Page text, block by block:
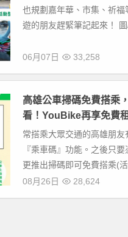
也規劃嘉年華、市集、祈
遊的朋友趕緊筆記起來！
06月07日 33,258
高雄公車掃碼免費搭乘
看！YouBike再享免費
常搭乘大眾交通的高雄朋
『乘車碼』功能。之後只
更推出掃碼即可免費搭乘(活
08月26日
28,624